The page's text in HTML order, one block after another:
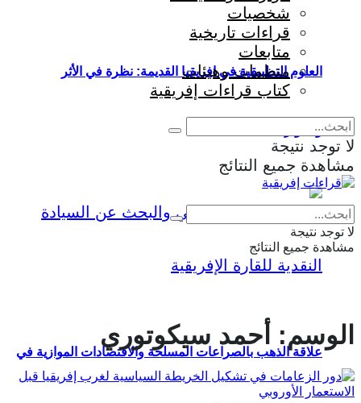
العلوم التطبيقية في إفريقيا القديمة: نظرة في الأثر
والمؤثرات
علاقة الذهب بالصراعات المسلحة والاقتصادات الموازية في
شخصيات
قراءات تاريخية
متابعات
منظمات وهيئات
كتاب قراءات إفريقية
لا توجد نتيجة
مشاهدة جميع النتائج
لا توجد نتيجة
مشاهدة جميع النتائج
الوسم: أحمد سيكوتوري